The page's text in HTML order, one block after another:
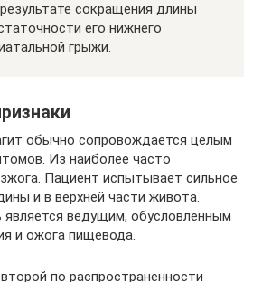
сокращения длины
его нижнего
грыжи.
обычно сопровождается целым
Из наиболее часто
Пациент испытывает сильное
и в верхней части живота.
ведущим, обусловленным
и ожога пищевода.
по распространенности